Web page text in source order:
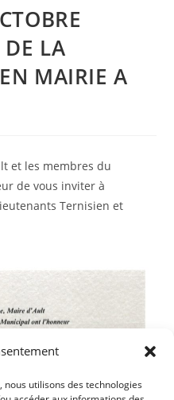
utilisons des technologies
LA
MAIRIE A
et les membres du
de vous inviter à
Ternisien et